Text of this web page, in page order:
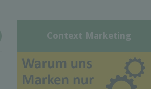
Context Marketing